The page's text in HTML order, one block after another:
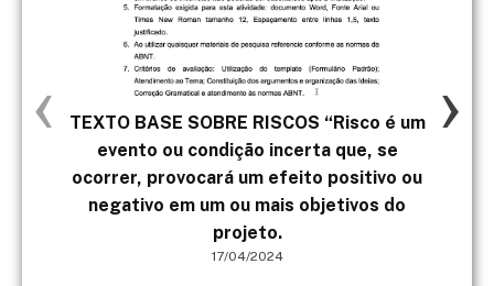
TEXTO BASE SOBRE RISCOS “Risco é um
evento ou condição incerta que, se
ocorrer, provocará um efeito positivo ou
negativo em um ou mais objetivos do
projeto.
17/04/2024
‹ ›